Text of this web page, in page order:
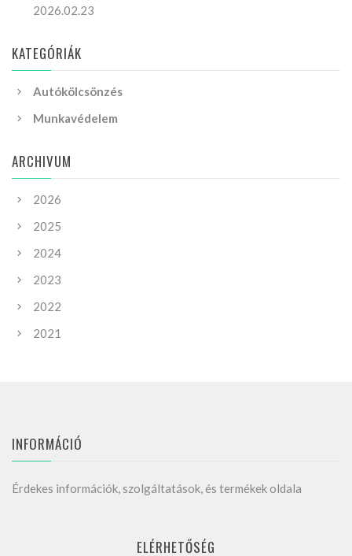
2026.02.23
KATEGÓRIÁK
Autókölcsönzés
Munkavédelem
ARCHIVUM
2026
2025
2024
2023
2022
2021
INFORMÁCIÓ
Érdekes információk, szolgáltatások, és termékek oldala
ELÉRHETŐSÉG